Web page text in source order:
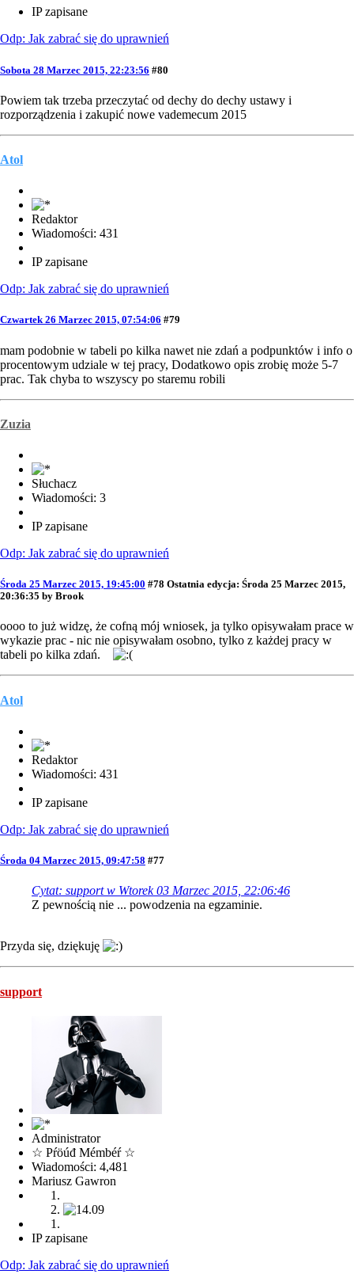
IP zapisane
Odp: Jak zabrać się do uprawnień
Sobota 28 Marzec 2015, 22:23:56 #80
Powiem tak trzeba przeczytać od dechy do dechy ustawy i
rozporządzenia i zakupić nowe vademecum 2015
Atol
Redaktor
Wiadomości: 431
IP zapisane
Odp: Jak zabrać się do uprawnień
Czwartek 26 Marzec 2015, 07:54:06 #79
mam podobnie w tabeli po kilka nawet nie zdań a podpunktów i info o
procentowym udziale w tej pracy, Dodatkowo opis zrobię może 5-7
prac. Tak chyba to wszyscy po staremu robili
Zuzia
Słuchacz
Wiadomości: 3
IP zapisane
Odp: Jak zabrać się do uprawnień
Środa 25 Marzec 2015, 19:45:00 #78 Ostatnia edycja: Środa 25 Marzec 2015,
20:36:35 by Brook
oooo to już widzę, że cofną mój wniosek, ja tylko opisywałam prace w
wykazie prac - nic nie opisywałam osobno, tylko z każdej pracy w
tabeli po kilka zdań.
Atol
Redaktor
Wiadomości: 431
IP zapisane
Odp: Jak zabrać się do uprawnień
Środa 04 Marzec 2015, 09:47:58 #77
Cytat: support w Wtorek 03 Marzec 2015, 22:06:46
Z pewnością nie ... powodzenia na egzaminie.
Przyda się, dziękuję
support
Administrator
☆ Pŕöúđ Mémbéŕ ☆
Wiadomości: 4,481
Mariusz Gawron
IP zapisane
Odp: Jak zabrać się do uprawnień